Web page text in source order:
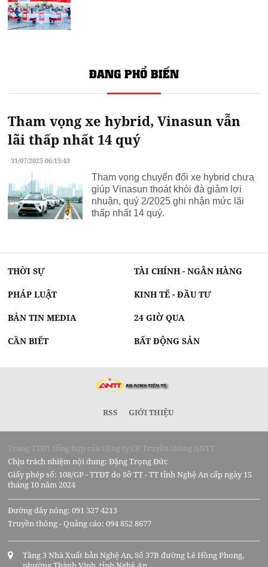
ĐANG PHỔ BIẾN
Tham vọng xe hybrid, Vinasun vẫn
lãi thấp nhất 14 quý
31/07/2025 06:15:43
Tham vọng chuyển đổi xe hybrid chưa
giúp Vinasun thoát khỏi đà giảm lợi
nhuận, quý 2/2025 ghi nhận mức lãi
thấp nhất 14 quý.
THỜI SỰ TÀI CHÍNH - NGÂN HÀNG
PHÁP LUẬT KINH TẾ - ĐẦU TƯ
BẢN TIN MEDIA 24 GIỜ QUA
CẦN BIẾT BẤT ĐỘNG SẢN
RSS GIỚI THIỆU
Trang TTĐT tổng hợp của Công ty CP Truyền thông ANTT
Chịu trách nhiệm nội dung: Đặng Trọng Đức
Giấy phép số: 108/GP - TTĐT do Sở TT - TT tỉnh Nghệ An cấp ngày 15
tháng 10 năm 2024
Đường dây nóng: 091 327 4213
Truyền thông - Quảng cáo: 094 852 8677
Tầng 3 Nhà Xuất bản Nghệ An, Số 37B đường Lê Hồng Phong,